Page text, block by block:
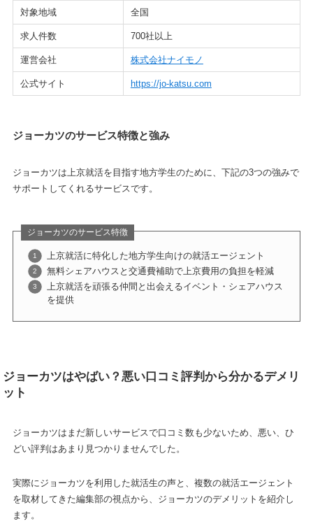
対象地域 全国
求人件数 700社以上
運営会社 株式会社ナイモノ
公式サイト https://jo-katsu.com
ジョーカツのサービス特徴と強み
ジョーカツは上京就活を目指す地方学生のために、下記の3つの強みで
サポートしてくれるサービスです。
ジョーカツのサービス特徴
上京就活に特化した地方学生向けの就活エージェント
無料シェアハウスと交通費補助で上京費用の負担を軽減
上京就活を頑張る仲間と出会えるイベント・シェアハウス
を提供
ジョーカツはやばい？悪い口コミ評判から分かるデメリ
ット
ジョーカツはまだ新しいサービスで口コミ数も少ないため、悪い、ひ
どい評判はあまり見つかりませんでした。
実際にジョーカツを利用した就活生の声と、複数の就活エージェント
を取材してきた編集部の視点から、ジョーカツのデメリットを紹介し
ます。